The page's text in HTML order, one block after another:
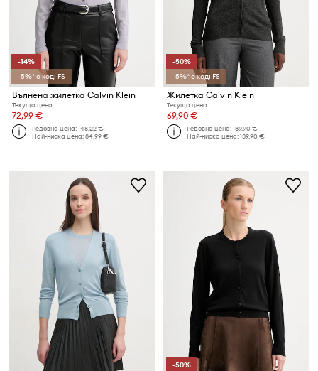
-14%
-5%* с код: FS
Вълнена жилетка Calvin Klein
Текуща цена:
72,99 €
Редовна цена:148,22 €
Най-ниска цена:84,99 €
-50%
-5%* с код: FS
Жилетка Calvin Klein
Текуща цена:
69,90 €
Редовна цена:139,90 €
Най-ниска цена:139,90 €
-50%